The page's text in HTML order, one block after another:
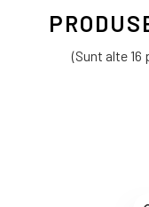
(Sunt alte